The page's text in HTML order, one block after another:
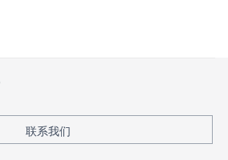
联系我们